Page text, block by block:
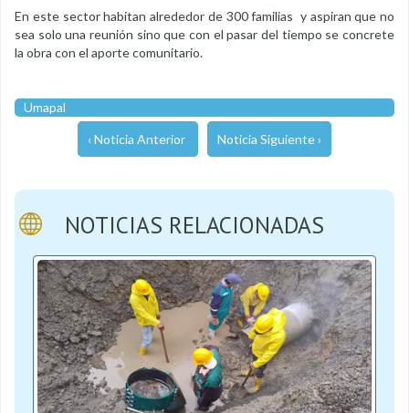
En este sector habitan alrededor de 300 familias y aspiran que no
sea solo una reunión sino que con el pasar del tiempo se concrete
la obra con el aporte comunitario.
Umapal
‹ Noticia Anterior Noticia Siguiente ›
NOTICIAS RELACIONADAS